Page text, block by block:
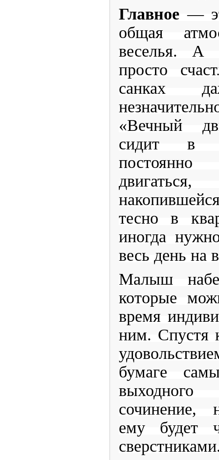
Главное —
общая
веселья. А
просто
санках
«Вечный
сидит в
тесно в
иногда
весь день на
Малыш
которые
время
ним. Спустя
бумаге
сочинение,
ему будет